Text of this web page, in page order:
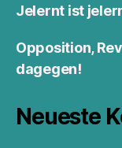
Jelernt ist
Opposition,
dagegen!
Neueste